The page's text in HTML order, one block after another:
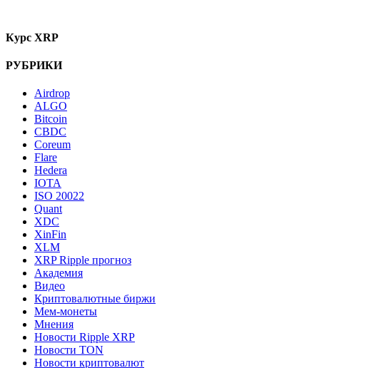
Курс XRP
РУБРИКИ
Airdrop
ALGO
Bitcoin
CBDC
Coreum
Flare
Hedera
IOTA
ISO 20022
Quant
XDC
XinFin
XLM
XRP Ripple прогноз
Академия
Видео
Криптовалютные биржи
Мем-монеты
Мнения
Новости Ripple XRP
Новости TON
Новости криптовалют